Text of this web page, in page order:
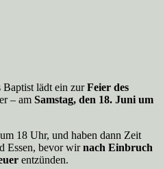
Baptist lädt ein zurFeier des
– am Samstag, den 18. Juni um
18 Uhr, und haben dann Zeit
Essen, bevor wirnach Einbruch
entzünden.